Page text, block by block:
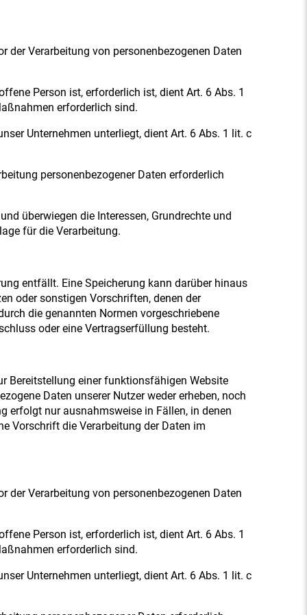
der Verarbeitung von personenbezogenen Daten
Person ist, erforderlich ist, dient Art. 6 Abs. 1
erforderlich sind.
Unternehmen unterliegt, dient Art. 6 Abs. 1 lit. c
personenbezogener Daten erforderlich
überwiegen die Interessen, Grundrechte und
für die Verarbeitung.
entfällt. Eine Speicherung kann darüber hinaus
oder sonstigen Vorschriften, denen der
die genannten Normen vorgeschriebene
oder eine Vertragserfüllung besteht.
Bereitstellung einer funktionsfähigen Website
Daten unserer Nutzer weder erheben, noch
erfolgt nur ausnahmsweise in Fällen, in denen
Vorschrift die Verarbeitung der Daten im
der Verarbeitung von personenbezogenen Daten
Person ist, erforderlich ist, dient Art. 6 Abs. 1
erforderlich sind.
Unternehmen unterliegt, dient Art. 6 Abs. 1 lit. c